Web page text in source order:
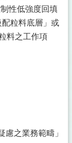
性低強度回填
粒料底層」或
料之工作項
慮之業務範疇」